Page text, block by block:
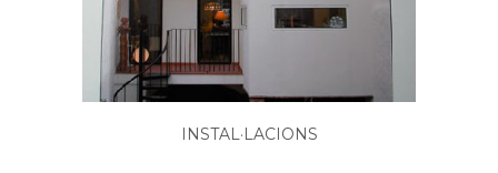
INSTAL·LACIONS